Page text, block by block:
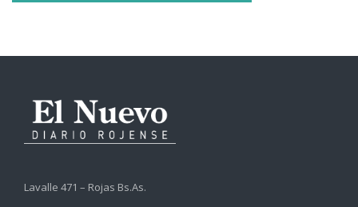
Lavalle 471 – Rojas Bs.As.